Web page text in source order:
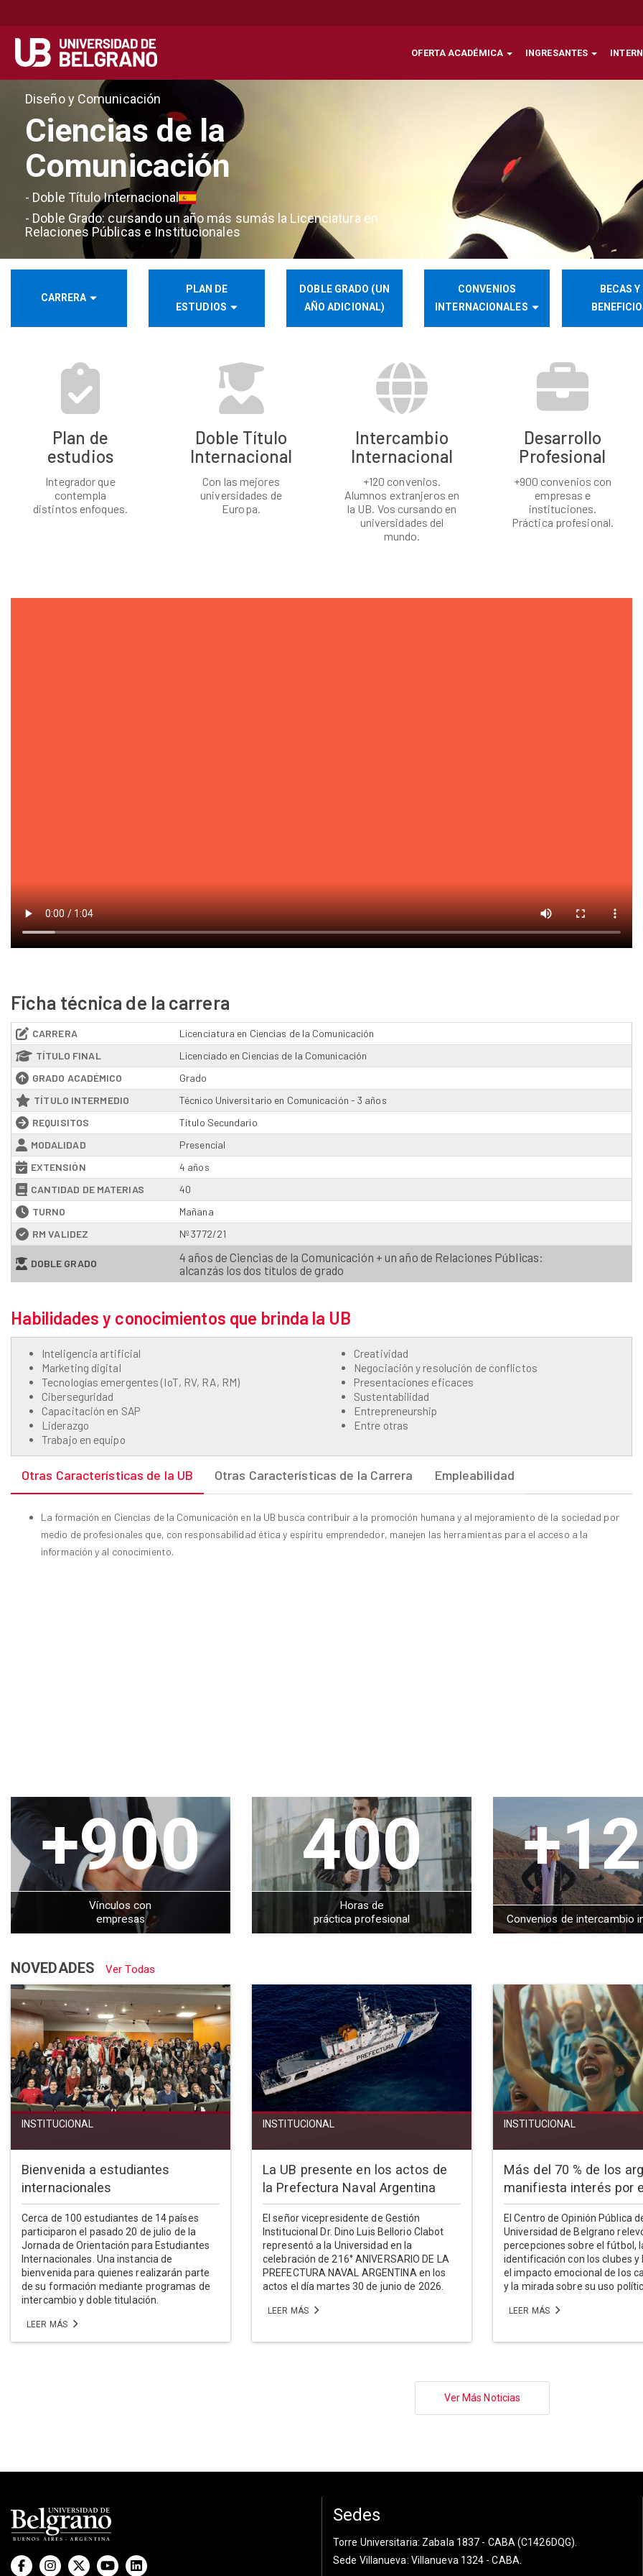
contenido
principal
Secondary
navigation
Navegación principal OFERTA ACADÉMICA INGRESANTES
Diseño y Comunicación
Ciencias de la
Comunicación
- Doble Título Internacional
- Doble Grado: cursando un año más sumás la Licenciatura en
Relaciones Públicas e Institucionales
CARRERA
PLAN DE
ESTUDIOS
DOBLE GRADO (UN
AÑO ADICIONAL)
CONVENIOS
INTERNACIONALES
BECAS Y
Plan de
estudios
Integrador que
contempla
distintos enfoques.
Doble Título
Internacional
Con las mejores
universidades de
Europa.
Intercambio
Internacional
+120 convenios.
Alumnos extranjeros en
la UB. Vos cursando en
universidades del
mundo.
Desarrollo
Profesional
+900 convenios con
empresas e
instituciones.
Práctica profesional.
Ficha técnica de la carrera
CARRERA
Licenciatura en Ciencias de la Comunicación
TÍTULO FINAL
Licenciado en Ciencias de la Comunicación
GRADO ACADÉMICO
Grado
TÍTULO INTERMEDIO
Técnico Universitario en Comunicación - 3 años
REQUISITOS
Título Secundario
MODALIDAD
Presencial
EXTENSIÓN
4 años
CANTIDAD DE MATERIAS
40
TURNO
Mañana
RM VALIDEZ
Nº 3772/21
DOBLE GRADO
4 años de Ciencias de la Comunicación + un año de Relaciones Públicas:
alcanzás los dos títulos de grado
Habilidades y conocimientos que brinda la UB
Inteligencia artificial
Marketing digital
Tecnologías emergentes (IoT, RV, RA, RM)
Ciberseguridad
Capacitación en SAP
Liderazgo
Trabajo en equipo
Creatividad
Negociación y resolución de conflictos
Presentaciones eficaces
Sustentabilidad
Entrepreneurship
Entre otras
Otras Características de la UB Otras Características de la Carrera Empleabilidad
La formación en Ciencias de la Comunicación en la UB busca contribuir a la promoción humana y al mejoramiento de la sociedad por
medio de profesionales que, con responsabilidad ética y espíritu emprendedor, manejen las herramientas para el acceso a la
información y al conocimiento.
+900
Vínculos con
empresas
400
Horas de
práctica profesional
Convenios de intercambio
NOVEDADES Ver Todas
INSTITUCIONAL
Bienvenida a estudiantes
internacionales
Cerca de 100 estudiantes de 14 países
participaron el pasado 20 de julio de la
Jornada de Orientación para Estudiantes
Internacionales. Una instancia de
bienvenida para quienes realizarán parte
de su formación mediante programas de
intercambio y doble titulación.
LEER MÁS
INSTITUCIONAL
La UB presente en los actos de
la Prefectura Naval Argentina
El señor vicepresidente de Gestión
Institucional Dr. Dino Luis Bellorio Clabot
representó a la Universidad en la
celebración de 216° ANIVERSARIO DE LA
PREFECTURA NAVAL ARGENTINA en los
actos el día martes 30 de junio de 2026.
LEER MÁS
INSTITUCIONAL
Más del 70 % de los
manifiesta interés por
El Centro de Opinión Pública
Universidad de Belgrano
percepciones sobre el fútbol,
identificación con los clubes y
el impacto emocional de los
y la mirada sobre su uso
LEER MÁS
Ver Más Noticias
Sedes
Torre Universitaria: Zabala 1837 - CABA (C1426DQG).
Sede Villanueva: Villanueva 1324 - CABA.